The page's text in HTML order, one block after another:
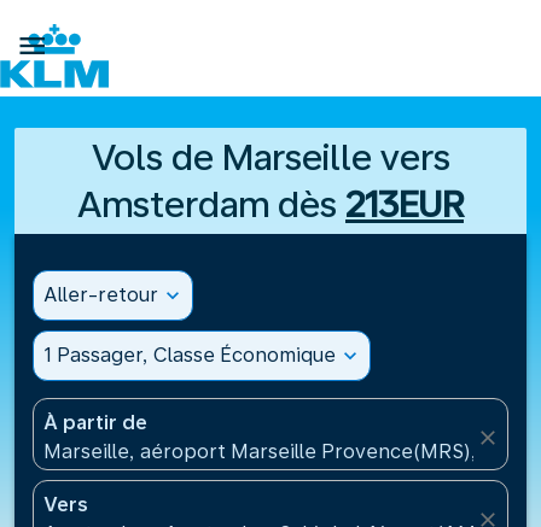

Vols de Marseille vers
Amsterdam dès 213EUR
Aller-retour expand_more
1 Passager, Classe Économique expand_more
À partir de
Marseille, aéroport Marseille Provence(MRS),
close
Vers
close